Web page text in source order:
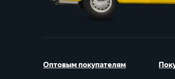
Оптовым покупателям